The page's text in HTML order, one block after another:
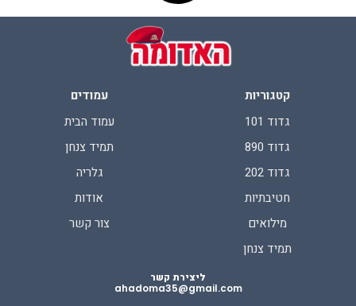
קטגוריות
גדוד 101
גדוד 890
גדוד 202
חטיבתיות
מילואים
תמיד צנחן
עמודים
עמוד הבית
תמיד צנחן
גלריה
אודות
צור קשר
ליצירת קשר
ahadoma35@gmail.com